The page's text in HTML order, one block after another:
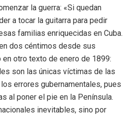
la guerra: «Si quedan
a tocar la guitarra para pedir
familias enriquecidas en Cuba.
dos céntimos desde sus
en otro texto de enero de 1899:
son las únicas víctimas de las
errores gubernamentales, pues
al poner el pie en la Península.
inevitables, sino por